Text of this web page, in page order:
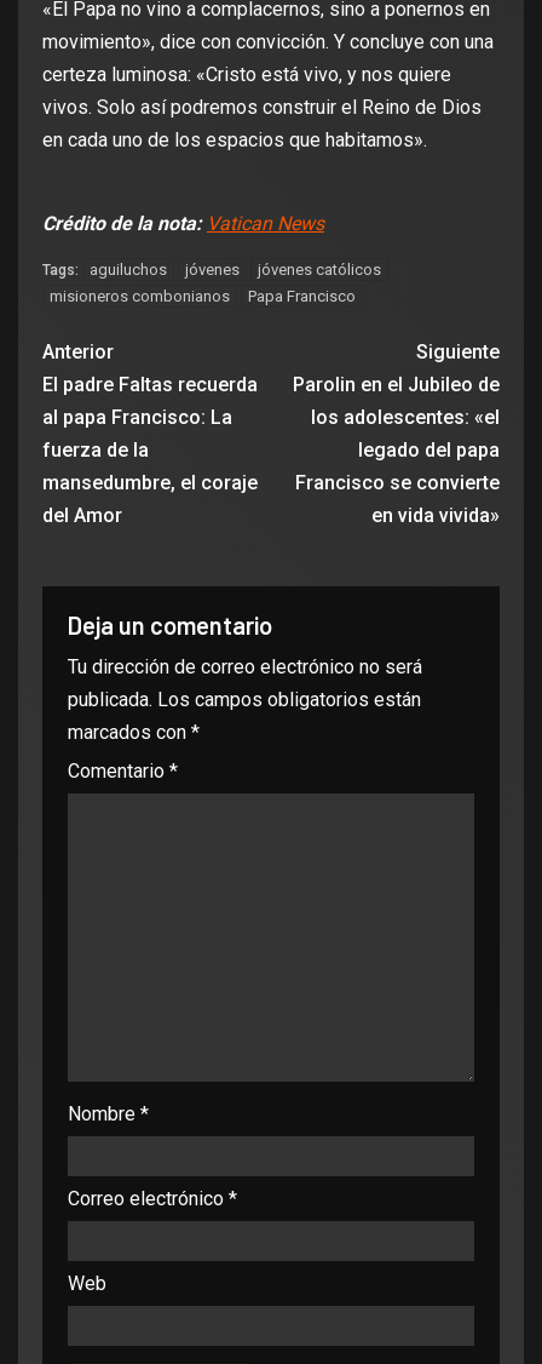
«El Papa no vino a complacernos, sino a ponernos en
movimiento», dice con convicción. Y concluye con una
certeza luminosa: «Cristo está vivo, y nos quiere
vivos. Solo así podremos construir el Reino de Dios
en cada uno de los espacios que habitamos».
Crédito de la nota: Vatican News
Tags: aguiluchos jóvenes
jóvenes católicos
misioneros combonianos
Papa Francisco
Anterior
El padre Faltas recuerda
al papa Francisco: La
fuerza de la
mansedumbre, el coraje
del Amor
Siguiente
Parolin en el Jubileo de
los adolescentes: «el
legado del papa
Francisco se convierte
en vida vivida»
Deja un comentario
Tu dirección de correo electrónico no será
publicada. Los campos obligatorios están
marcados con *
Comentario *
Nombre *
Correo electrónico *
Web